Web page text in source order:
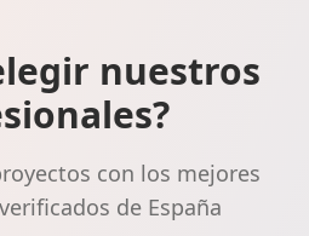
nuestros
con los mejores
de España